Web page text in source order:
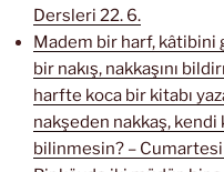
Dersleri 22. 6.
Madem bir harf, kâtibini
bir nakış, nakkaşını
harfte koca bir kitabı
nakşeden nakkaş, kendi
bilinmesin? –